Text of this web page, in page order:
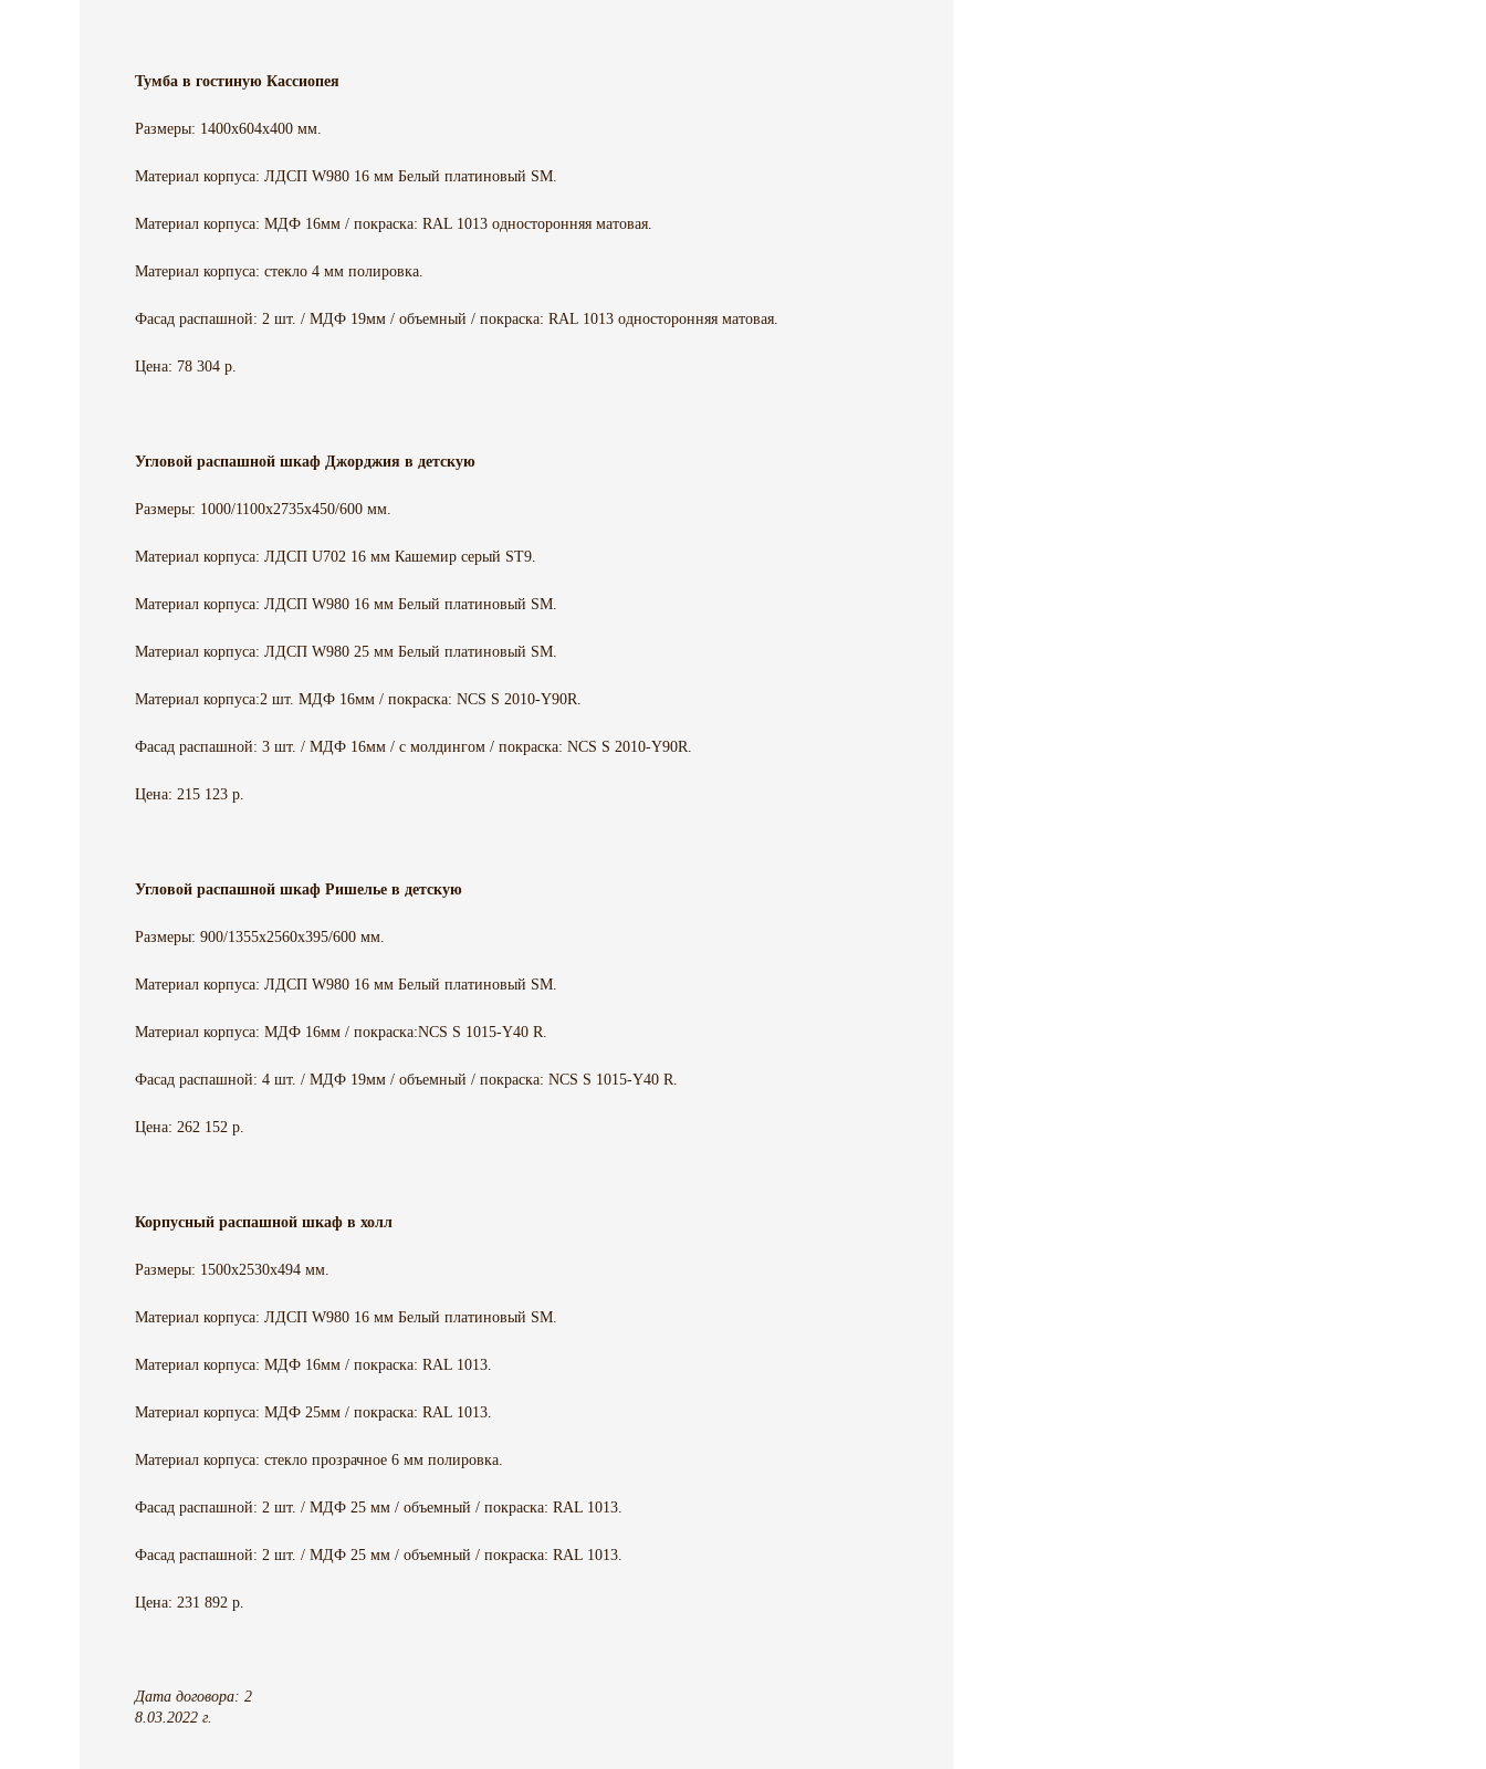
Тумба в гостиную Кассиопея
Размеры: 1400х604х400 мм.
Материал корпуса: ЛДСП W980 16 мм Белый платиновый SM.
Материал корпуса: МДФ 16мм / покраска: RAL 1013 односторонняя матовая.
Материал корпуса: стекло 4 мм полировка.
Фасад распашной: 2 шт. / МДФ 19мм / объемный / покраска: RAL 1013 односторонняя матовая.
Цена: 78 304 р.
Угловой распашной шкаф Джорджия в детскую
Размеры: 1000/1100x2735x450/600 мм.
Материал корпуса: ЛДСП U702 16 мм Кашемир серый ST9.
Материал корпуса: ЛДСП W980 16 мм Белый платиновый SM.
Материал корпуса: ЛДСП W980 25 мм Белый платиновый SM.
Материал корпуса:2 шт. МДФ 16мм / покраска: NCS S 2010-Y90R.
Фасад распашной: 3 шт. / МДФ 16мм / с молдингом / покраска: NCS S 2010-Y90R.
Цена: 215 123 р.
Угловой распашной шкаф Ришелье в детскую
Размеры: 900/1355x2560x395/600 мм.
Материал корпуса: ЛДСП W980 16 мм Белый платиновый SM.
Материал корпуса: МДФ 16мм / покраска:NCS S 1015-Y40 R.
Фасад распашной: 4 шт. / МДФ 19мм / объемный / покраска: NCS S 1015-Y40 R.
Цена: 262 152 р.
Корпусный распашной шкаф в холл
Размеры: 1500х2530х494 мм.
Материал корпуса: ЛДСП W980 16 мм Белый платиновый SM.
Материал корпуса: МДФ 16мм / покраска: RAL 1013.
Материал корпуса: МДФ 25мм / покраска: RAL 1013.
Материал корпуса: стекло прозрачное 6 мм полировка.
Фасад распашной: 2 шт. / МДФ 25 мм / объемный / покраска: RAL 1013.
Фасад распашной: 2 шт. / МДФ 25 мм / объемный / покраска: RAL 1013.
Цена: 231 892 р.
Дата договора: 2
8.03.2022 г.